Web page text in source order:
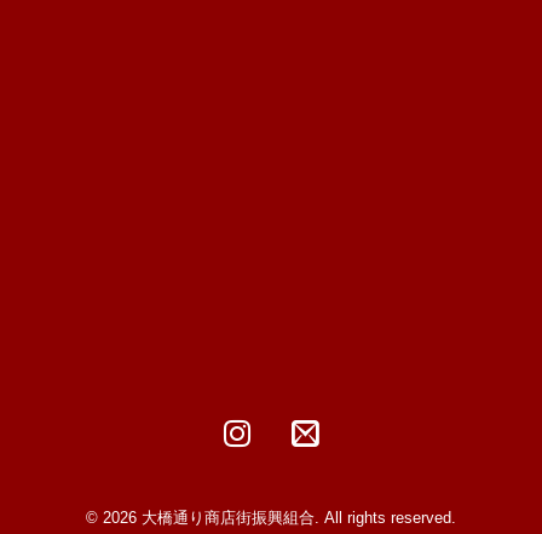
© 2026 大橋通り商店街振興組合. All rights reserved.